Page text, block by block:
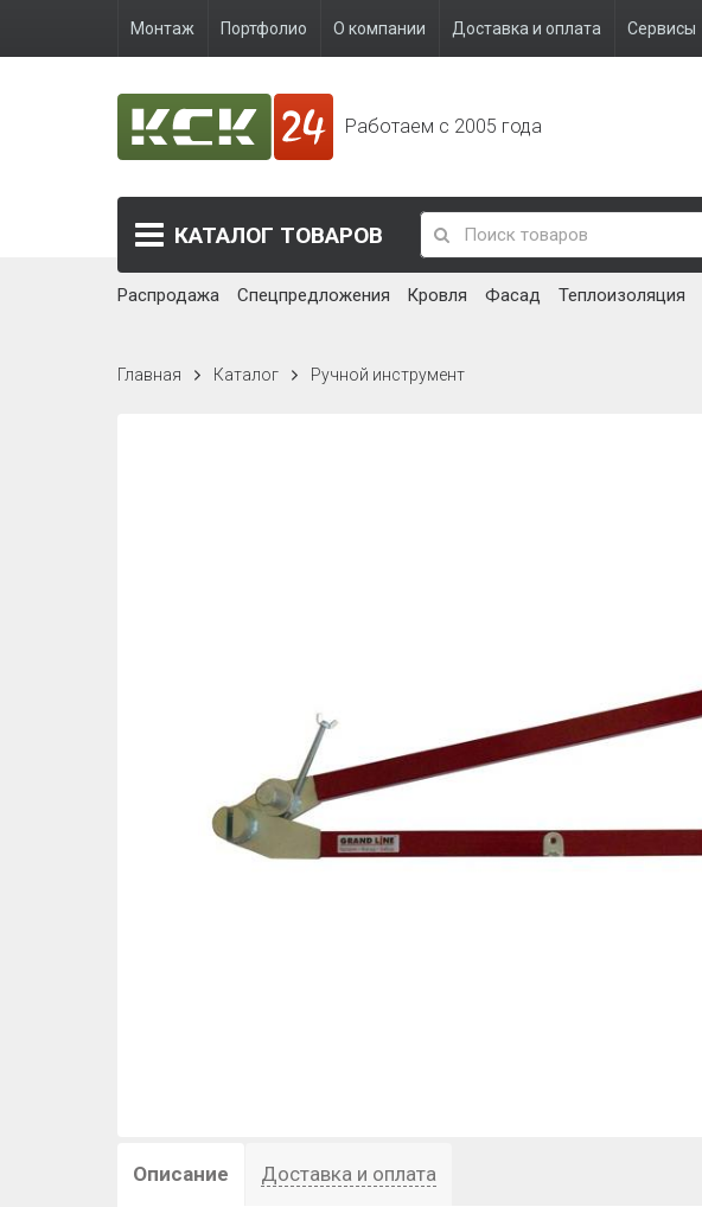
Монтаж Портфолио О компании Доставка и оплата Сервисы
Работаем с 2005 года
КАТАЛОГ ТОВАРОВ
Распродажа Спецпредложения Кровля Фасад Теплоизоляция
Главная Каталог Ручной инструмент
Описание Доставка и оплата